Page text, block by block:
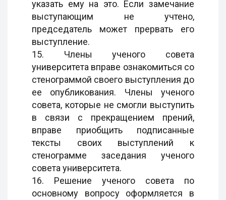
указать ему на это. Если замечание
выступающим не учтено,
председатель может прервать его
выступление.
15. Члены ученого совета
университета вправе ознакомиться со
стенограммой своего выступления до
ее опубликования. Члены ученого
совета, которые не смогли выступить
в связи с прекращением прений,
вправе приобщить подписанные
тексты своих выступлений к
стенограмме заседания ученого
совета университета.
16. Решение ученого совета по
основному вопросу оформляется в